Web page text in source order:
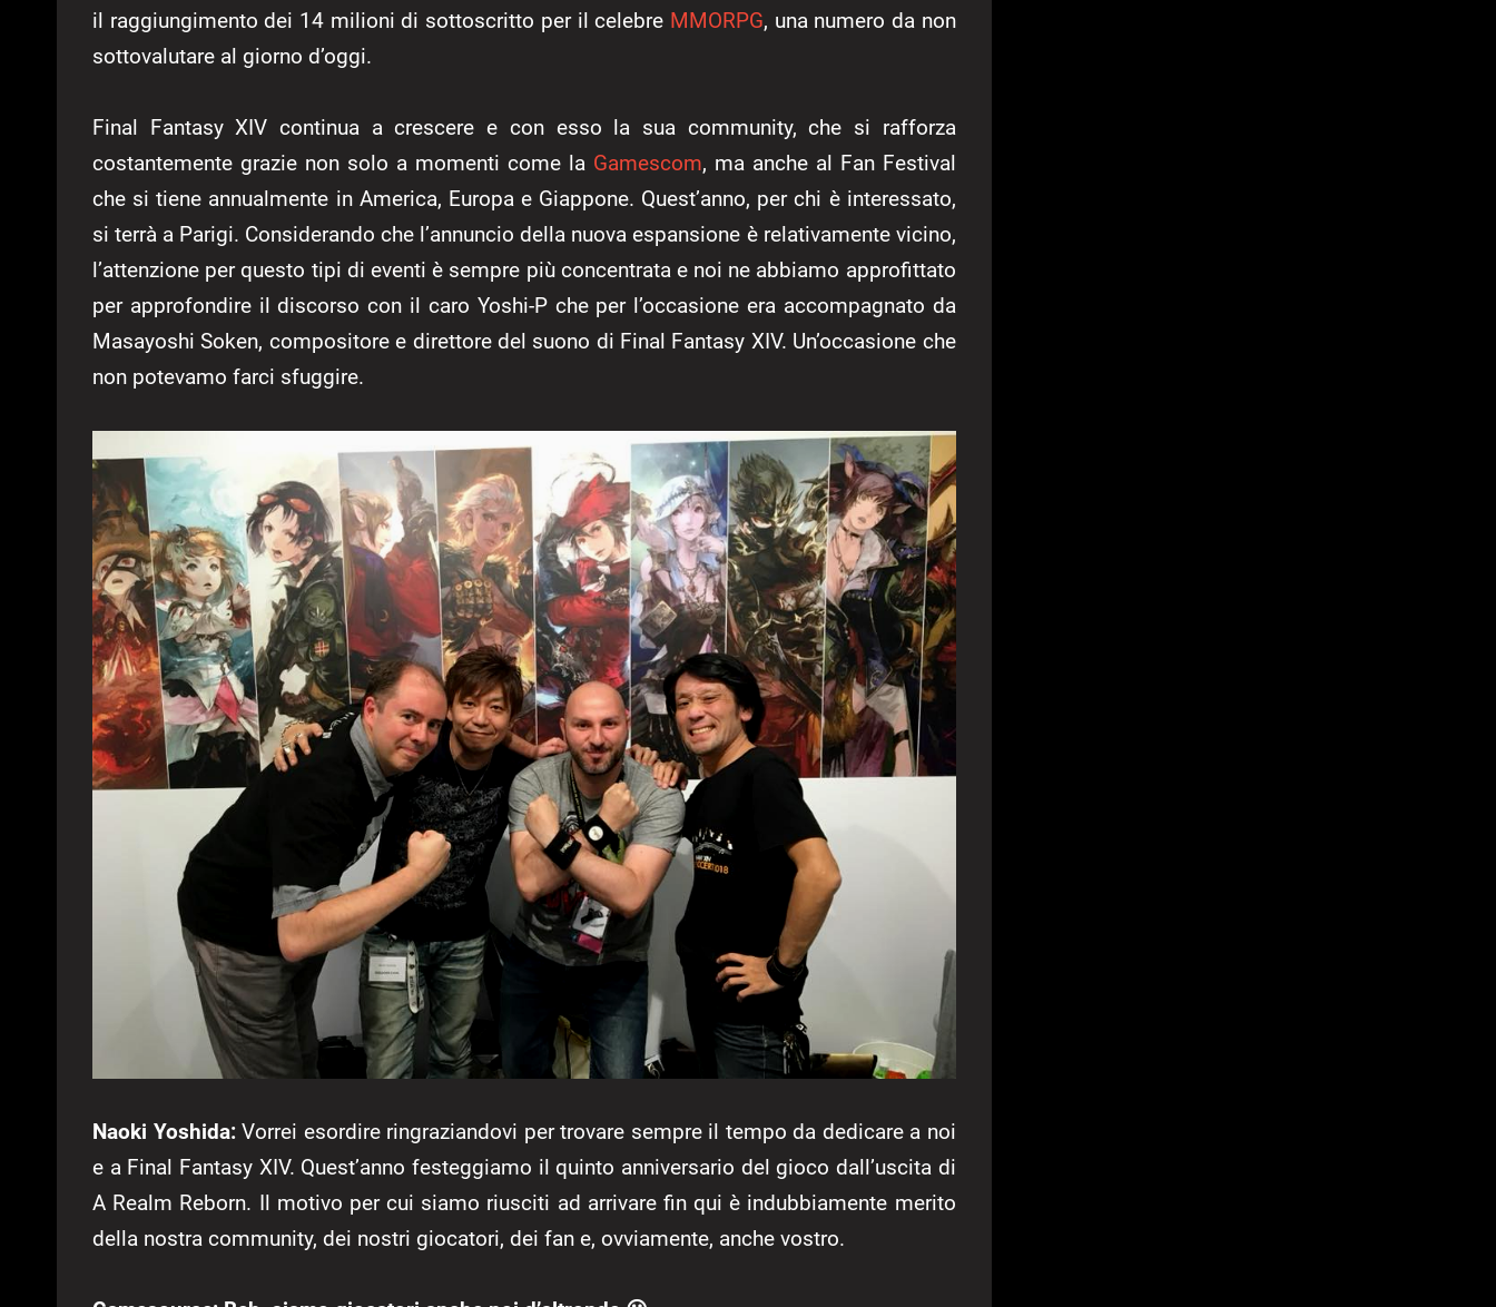
il raggiungimento dei 14 milioni di sottoscritto per il celebre MMORPG, una numero da non
sottovalutare al giorno d’oggi.
Final Fantasy XIV continua a crescere e con esso la sua community, che si rafforza
costantemente grazie non solo a momenti come la Gamescom, ma anche al Fan Festival
che si tiene annualmente in America, Europa e Giappone. Quest’anno, per chi è interessato,
si terrà a Parigi. Considerando che l’annuncio della nuova espansione è relativamente vicino,
l’attenzione per questo tipi di eventi è sempre più concentrata e noi ne abbiamo approfittato
per approfondire il discorso con il caro Yoshi-P che per l’occasione era accompagnato da
Masayoshi Soken, compositore e direttore del suono di Final Fantasy XIV. Un’occasione che
non potevamo farci sfuggire.
Naoki Yoshida:Vorrei esordire ringraziandovi per trovare sempre il tempo da dedicare a noi
e a Final Fantasy XIV. Quest’anno festeggiamo il quinto anniversario del gioco dall’uscita di
A Realm Reborn. Il motivo per cui siamo riusciti ad arrivare fin qui è indubbiamente merito
della nostra community, dei nostri giocatori, dei fan e, ovviamente, anche vostro.